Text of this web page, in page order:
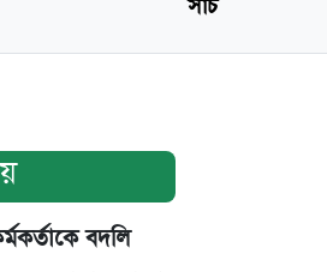
সার্চ
বদলি